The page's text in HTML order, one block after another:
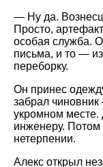
— Ну да.
Просто,
особая служба.
письма, и то —
переборку.
Он принес
забрал
укромном месте.
инженеру. Потом
нетерпении.
Алекс открыл